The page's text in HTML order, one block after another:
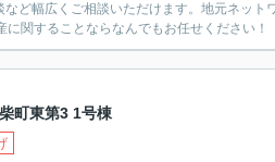
ど幅広くご相談いただけます。地元ネット
関することならなんでもお任せください！
町東第3 1号棟